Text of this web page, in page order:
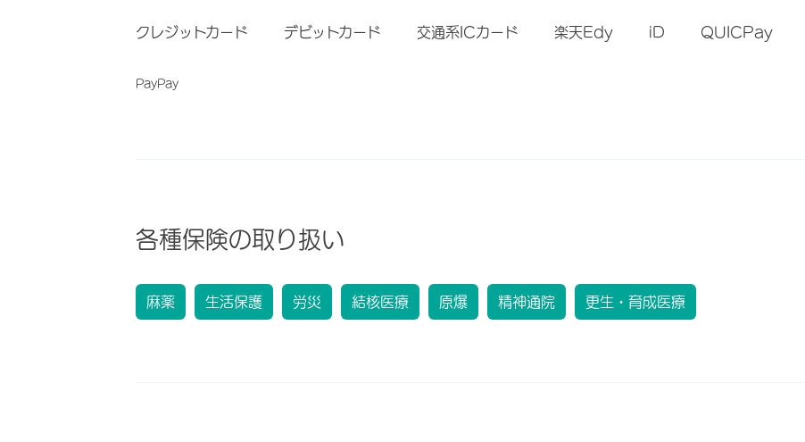
クレジットカード デビットカード 交通系ICカード 楽天Edy iD QUICPay
PayPay
各種保険の取り扱い
麻薬 生活保護 労災 結核医療 原爆 精神通院 更生・育成医療